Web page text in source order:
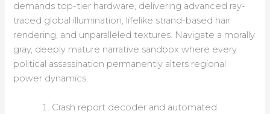
demands top-tier hardware, delivering advanced ray-
traced global illumination, lifelike strand-based hair
rendering, and unparalleled textures. Navigate a morally
gray, deeply mature narrative sandbox where every
political assassination permanently alters regional
power dynamics.
Crash report decoder and automated